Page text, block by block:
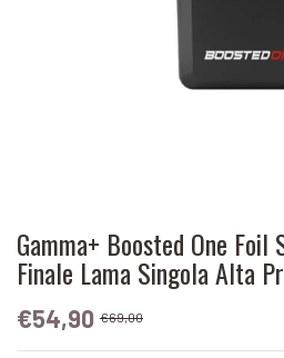
Gamma+ Boosted One Foil
Finale Lama Singola Alta
€54,90 €69,00